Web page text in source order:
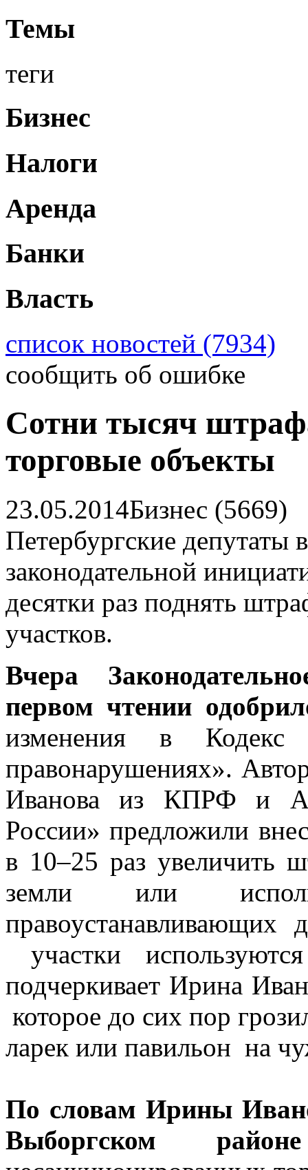
Темы
теги
Бизнес
Налоги
Аренда
Банки
Власть
список новостей (7934)
сообщить об ошибке
Сотни тысяч
торговые объекты
23.05.2014Бизнес (5669)
Петербургские депутаты
законодательной
десятки раз поднять
участков.
Вчера
первом чтении
изменения в
правонарушениях».
Иванова из КПРФ и
России» предложили
в 10–25 раз увеличить
земли или
правоустанавливающих
участки
подчеркивает Ирина
которое до сих пор
ларек или павильон на
По словам Ирины
Выборгском